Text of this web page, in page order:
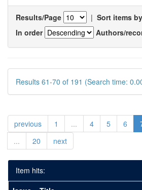
Results/Page | Sort items by
In order
Authors/
Results 61-70 of 191 (Search time:
previous 1 ... 4 5 6
...
20 next
Item hits: